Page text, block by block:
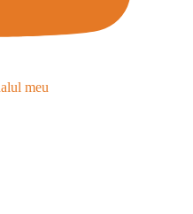
meu